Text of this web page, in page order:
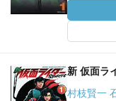
新 仮面ラ
村枝賢一